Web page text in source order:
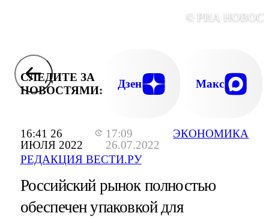
16:41 26
ИЮЛЯ 2022
17:09
26.07.2022
РЕДАКЦИЯ ВЕСТИ.РУ
ЭКОНОМИКА
© РИА
СЛЕДИТЕ ЗА
НОВОСТЯМИ:
Дзен Макс
Российский рынок полностью
обеспечен упаковкой для